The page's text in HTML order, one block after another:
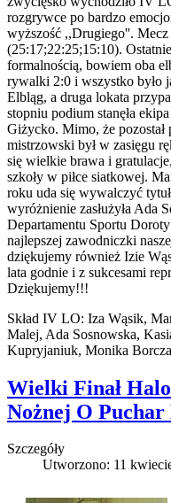
rozgrywce po bardzo
wyższość ,,Drugiego''.
(25:17;22:25;15:10).
formalnością, bowiem oba
rywalki 2:0 i wszystko było
Elbląg, a druga lokata
stopniu podium stanęła
Giżycko. Mimo, że pozostał
mistrzowski był w zasięgu
się wielkie brawa i
szkoły w piłce siatkowej.
roku uda się wywalczyć
wyróżnienie zasłużyła Ada
Departamentu Sportu
najlepszej zawodniczki
dziękujemy również Izie
lata godnie i z sukcesami
Dziękujemy!!!
Skład IV LO: Iza Wąsik,
Malej, Ada Sosnowska,
Kupryjaniuk, Monika
Wielki Finał
Nożnej O
Szczegóły
Utworzono: 11